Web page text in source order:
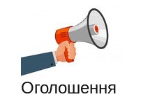
Оголошення